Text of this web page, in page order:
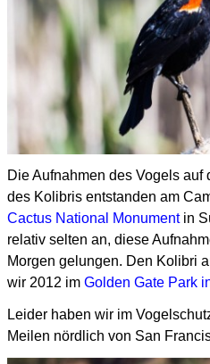
Die Aufnahmen des Vogels
des Kolibris entstanden am
Cactus National Monumentin
relativ selten an, diese
Morgen gelungen. Den Kolibri
wir 2012 im Golden Gate Park
Leider haben wir im
Meilen nördlich von San